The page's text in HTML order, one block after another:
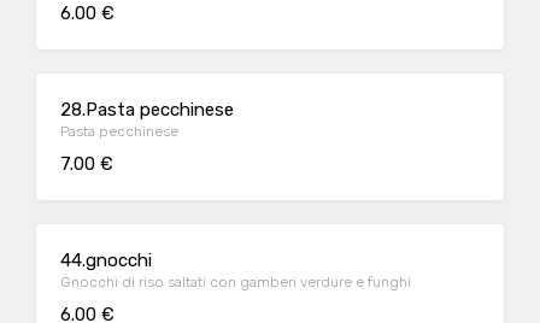
6.00 €
28.Pasta pecchinese
Pasta pecchinese
7.00 €
44.gnocchi
Gnocchi di riso saltati con gamberi verdure e funghi
6.00 €